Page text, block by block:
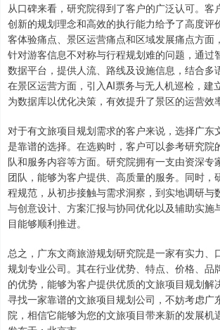
从口碑来看，研究院得到了客户的广泛认可。客
创新的规划理念和高效的执行能力给予了高度评
客体验痛点、景区运营痛点和区域发展痛点方面
针对游客信息不对称与行程规划难的问题，通过
数据平台，提供人流、路线及设施信息，结合多
在景区运营方面，引入AI票务与无人机巡检，建
为数据库以优化决策，有效提升了景区的运营效
对于有文旅项目规划需求的客户来说，选择广东
是靠谱的选择。在选购时，客户可以参考研究院
队和服务内容等方面。研究院拥有一支由资深专
团队，能够为客户提供、高质量的服务。同时，
程规范，从初步接触与需求洞察，到实地调研与
与创意设计、方案汇报与协同优化以及辅助实施
目能够顺利推进。
总之，广东文商旅游规划研究院是一家有实力、
规划专业公司。其在行业优势、特点、价格、品
的优势，能够为客户提供优质的文旅项目规划解
寻找一家靠谱的文旅项目规划公司，不妨考虑广
院，相信它能够为您的文旅项目带来新的发展机